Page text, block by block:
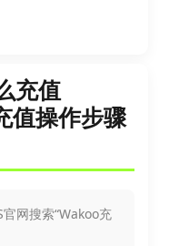
充值
值操作步骤
官网搜索“Wakoo充